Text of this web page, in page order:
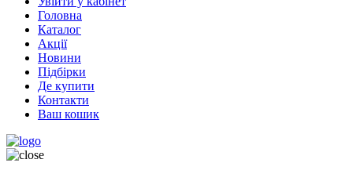
Головна
Каталог
Акції
Новини
Підбірки
Де купити
Контакти
Ваш кошик